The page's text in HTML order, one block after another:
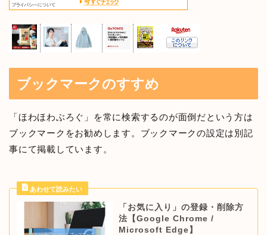
ブックマークのすすめ
「ほわほわぶろぐ」を常に検索するのが面倒だという方は
ブックマークをお勧めします。ブックマークの設定は別記
事にて掲載しています。
「お気に入り」の登録・削除方
法【Google Chrome /
Microsoft Edge】